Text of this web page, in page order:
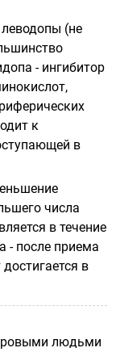
(не
- ингибитор
к
в
числа
в течение
- после приема
в
людьми